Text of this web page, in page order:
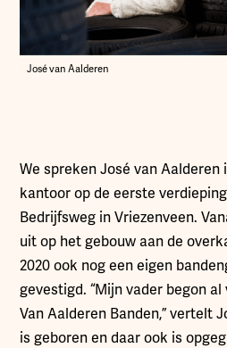
José van Aalderen
We spreken José van Aalderen
kantoor op de eerste
Bedrijfsweg in Vriezenveen.
uit op het gebouw aan de
2020 ook nog een eigen
gevestigd. “Mijn vader begon
Van Aalderen Banden,” vertelt
is geboren en daar ook is